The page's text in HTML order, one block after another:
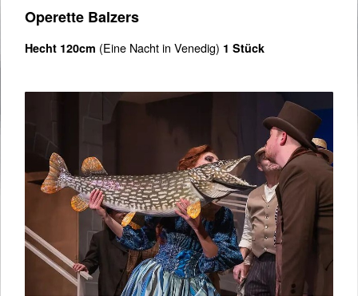
Operette Balzers
Hecht 120cm (Eine Nacht in Venedig) 1 Stück